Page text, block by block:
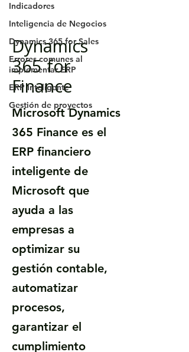
Indicadores
Inteligencia de Negocios
Dynamics 365 for Sales
Errores comunes al
implementar ERP
ERP Inteligente
Gestión de proyectos
Dynamics
365 for
Finance
Microsoft Dynamics
365 Finance es el
ERP financiero
inteligente de
Microsoft que
ayuda a las
empresas a
optimizar su
gestión contable,
automatizar
procesos,
garantizar el
cumplimiento